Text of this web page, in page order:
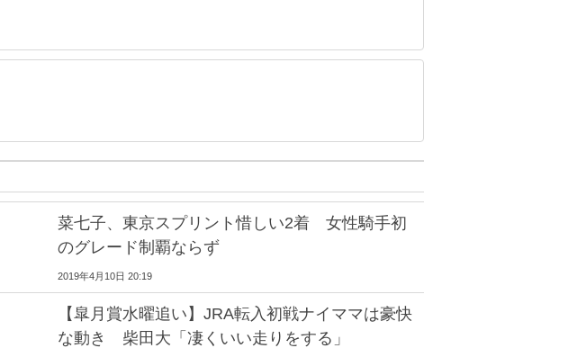
菜七子、東京スプリント惜しい2着 女性騎手初
のグレード制覇ならず
2019年4月10日 20:19
【皐月賞水曜追い】JRA転入初戦ナイママは豪快
な動き 柴田大「凄くいい走りをする」